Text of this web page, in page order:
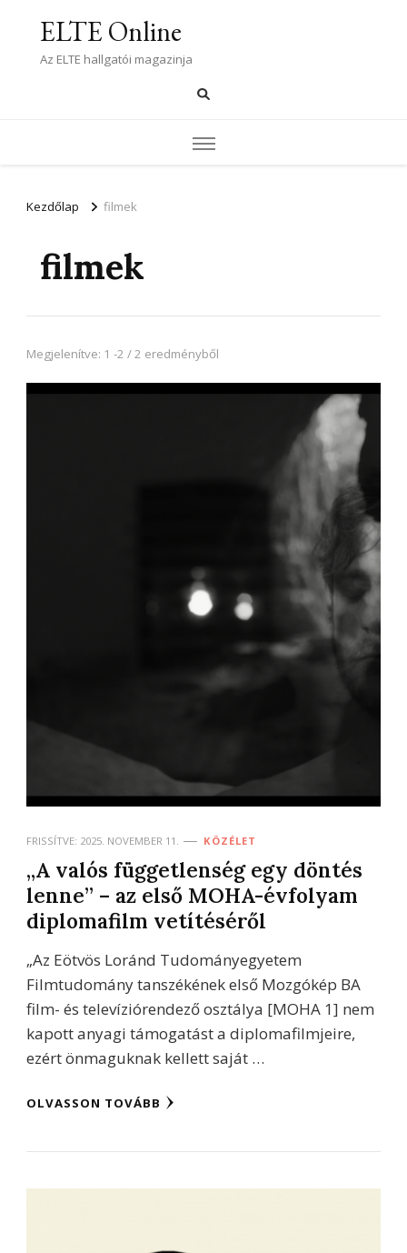
ELTE Online
Az ELTE hallgatói magazinja
Kezdőlap filmek
filmek
Megjelenítve: 1 -2 / 2 eredményből
FRISSÍTVE: 2025. NOVEMBER 11. KÖZÉLET
„A valós függetlenség egy döntés
lenne” – az első MOHA-évfolyam
diplomafilm vetítéséről
„Az Eötvös Loránd Tudományegyetem
Filmtudomány tanszékének első Mozgókép BA
film- és televíziórendező osztálya [MOHA 1] nem
kapott anyagi támogatást a diplomafilmjeire,
ezért önmaguknak kellett saját …
OLVASSON TOVÁBB